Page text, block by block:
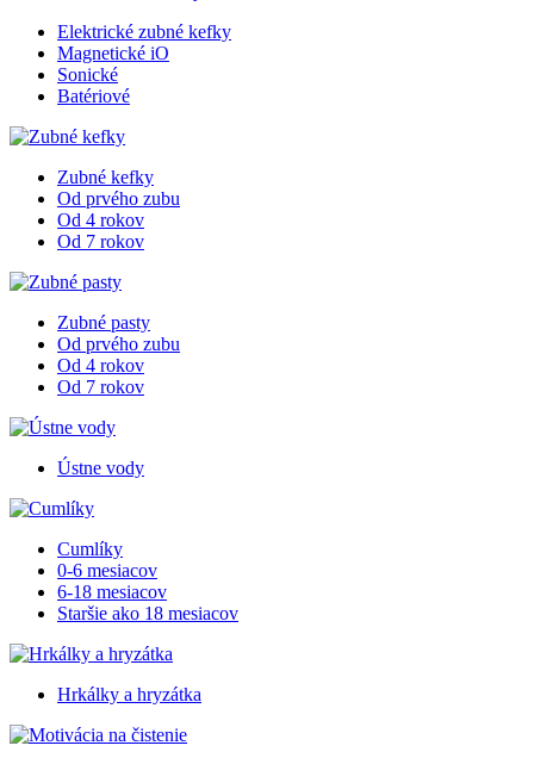
Elektrické zubné kefky
Magnetické iO
Sonické
Batériové
Zubné kefky
Od prvého zubu
Od 4 rokov
Od 7 rokov
Zubné pasty
Od prvého zubu
Od 4 rokov
Od 7 rokov
Ústne vody
Cumlíky
0-6 mesiacov
6-18 mesiacov
Staršie ako 18 mesiacov
Hrkálky a hryzátka